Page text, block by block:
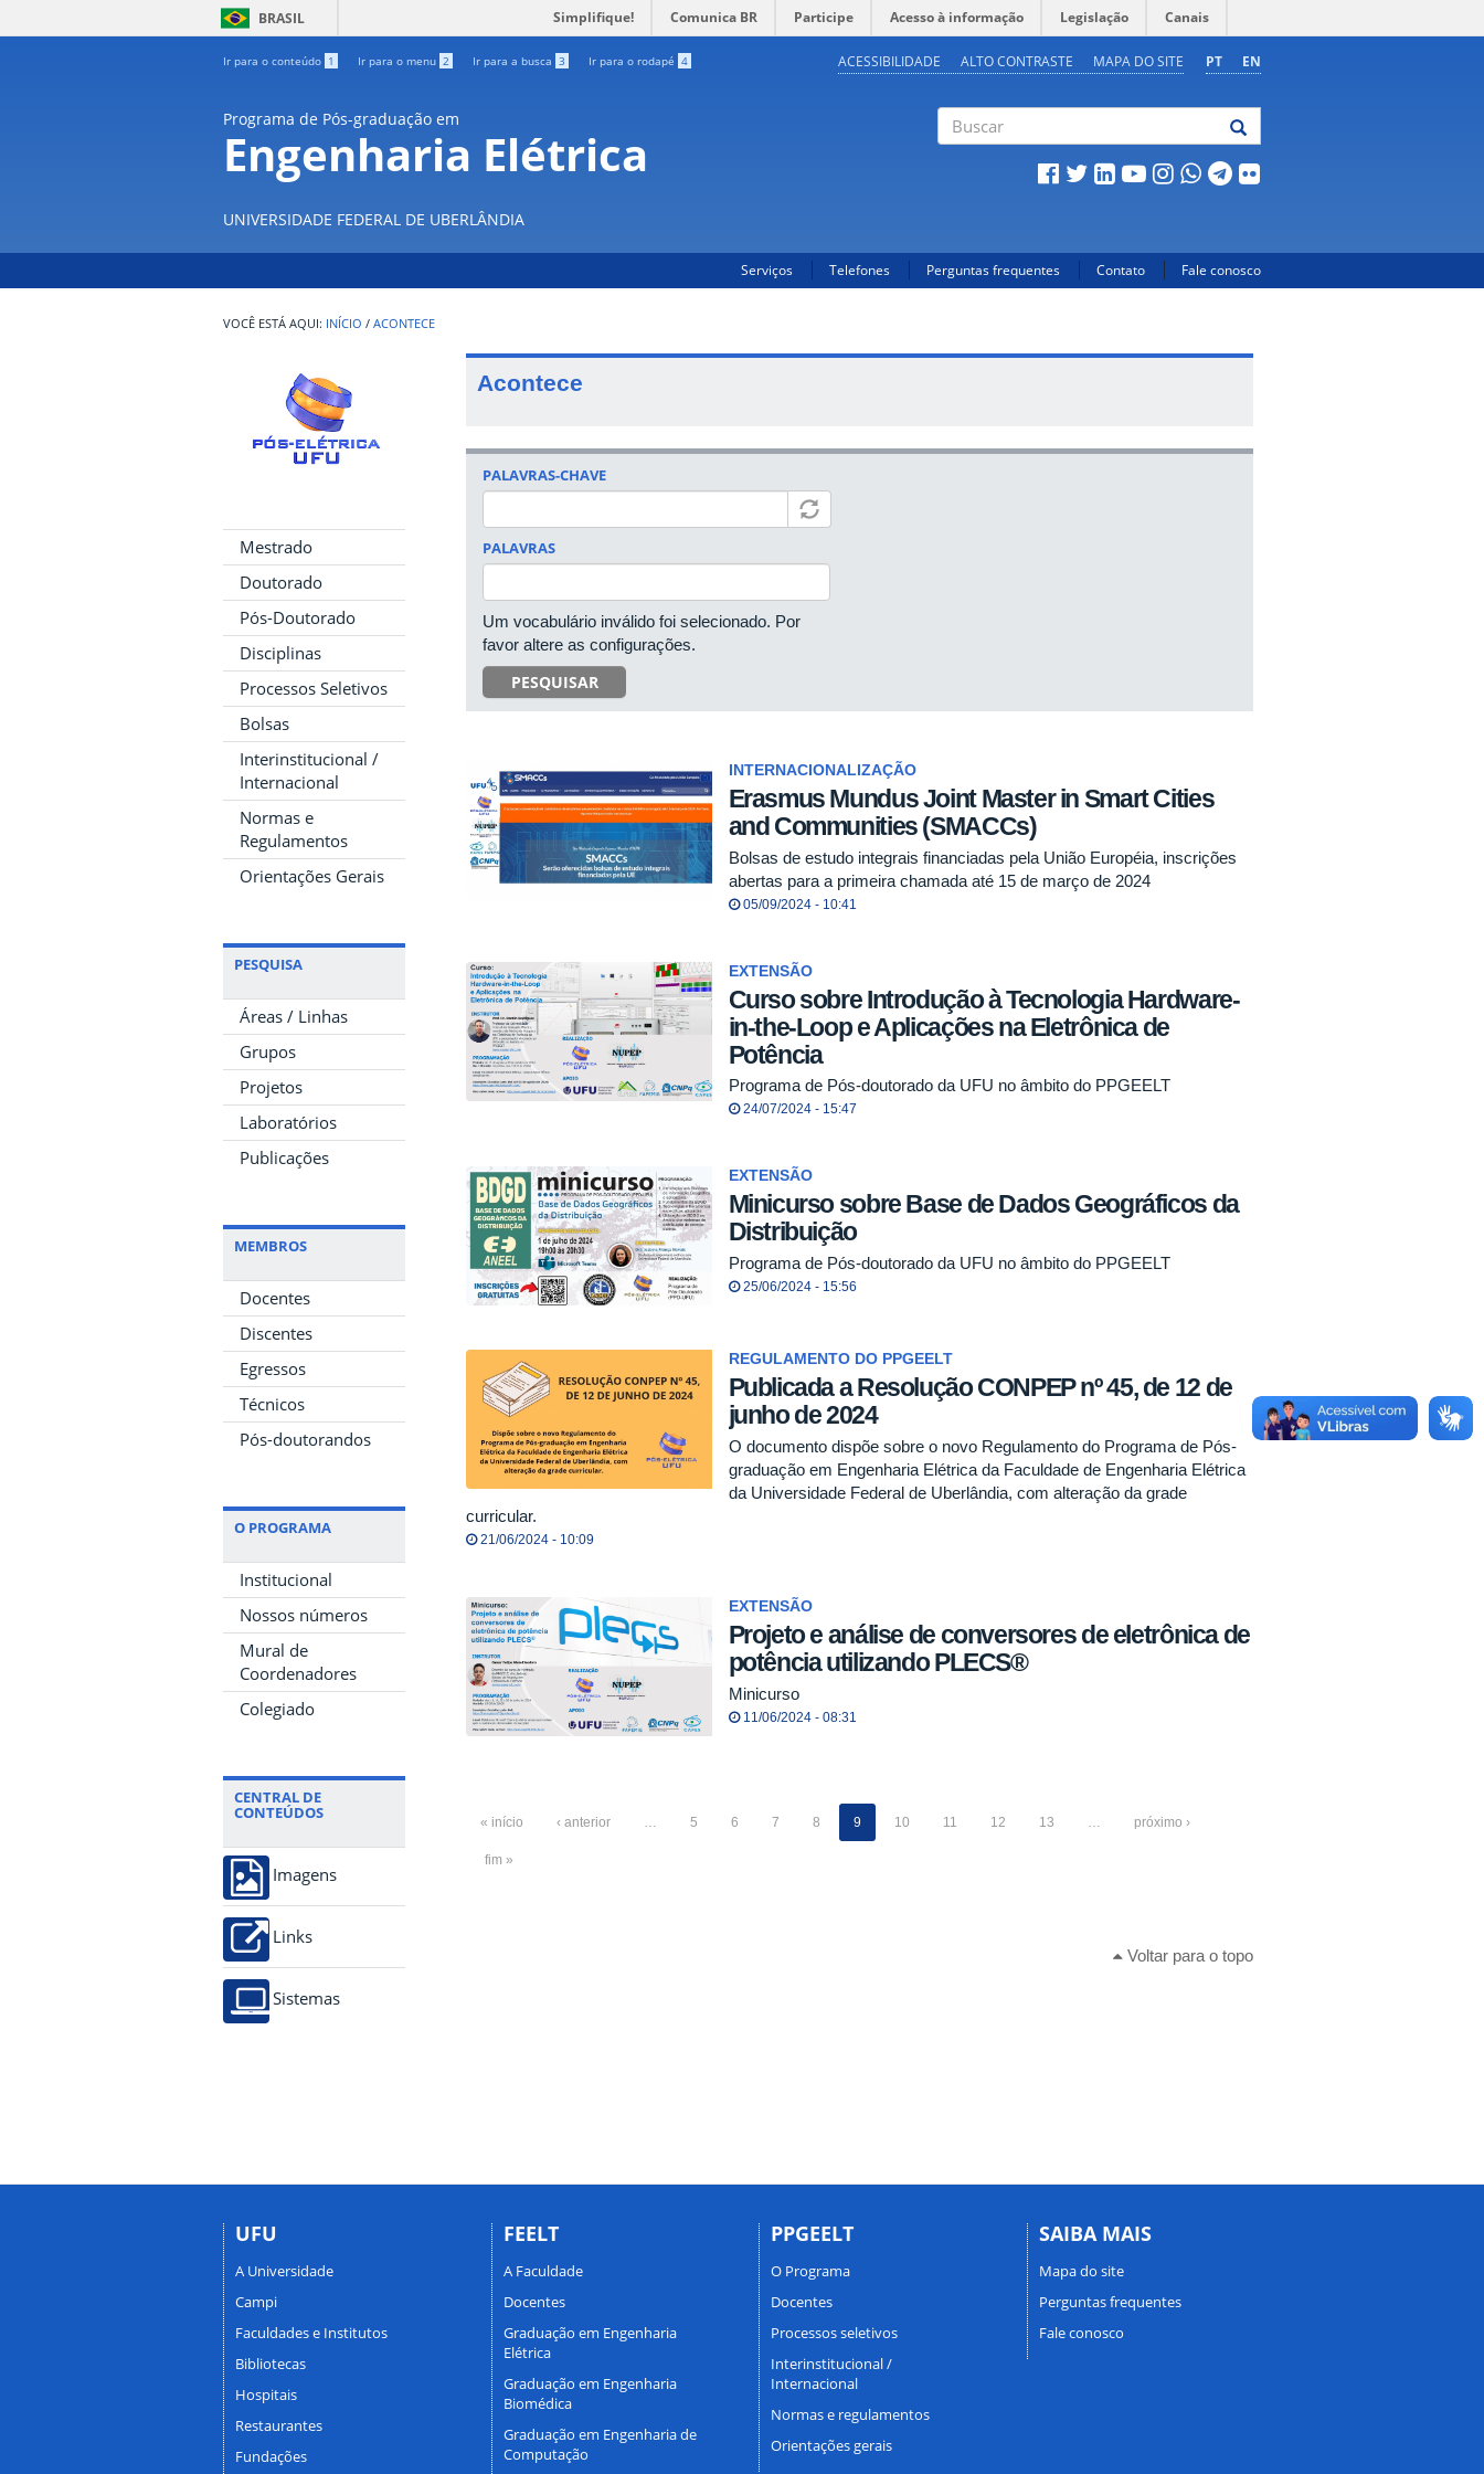
BRASIL Simplifique! Comunica BR Participe Acesso à informação Legislação Canais
Ir para o conteúdo 1 Ir para o menu 2 Ir para a busca 3 Ir para o rodapé 4 PT EN
ACESSIBILIDADE ALTO CONTRASTE MAPA DO SITE
Programa de Pós-graduação em
Engenharia Elétrica
UNIVERSIDADE FEDERAL DE UBERLÂNDIA
Serviços Telefones Perguntas frequentes Contato Fale conosco
INÍCIO / ACONTECE
Mestrado
Doutorado
Pós-Doutorado
Disciplinas
Processos Seletivos
Bolsas
Interinstitucional /
Internacional
Normas e
Regulamentos
Orientações Gerais
PESQUISA
Áreas / Linhas
Grupos
Projetos
Laboratórios
Publicações
MEMBROS
Docentes
Discentes
Egressos
Técnicos
Pós-doutorandos
O PROGRAMA
Institucional
Nossos números
Mural de
Coordenadores
Colegiado
CENTRAL DE
CONTEÚDOS
Imagens
Links
Sistemas
Acontece
PALAVRAS-CHAVE
PALAVRAS
Um vocabulário inválido foi selecionado. Por
favor altere as configurações.
PESQUISAR
INTERNACIONALIZAÇÃO
Erasmus Mundus Joint Master in Smart Cities
and Communities (SMACCs)
Bolsas de estudo integrais financiadas pela União Européia, inscrições
abertas para a primeira chamada até 15 de março de 2024
05/09/2024 - 10:41
EXTENSÃO
Curso sobre Introdução à Tecnologia Hardware-
in-the-Loop e Aplicações na Eletrônica de
Potência
Programa de Pós-doutorado da UFU no âmbito do PPGEELT
24/07/2024 - 15:47
EXTENSÃO
Minicurso sobre Base de Dados Geográficos da
Distribuição
Programa de Pós-doutorado da UFU no âmbito do PPGEELT
25/06/2024 - 15:56
REGULAMENTO DO PPGEELT
Publicada a Resolução CONPEP nº 45, de 12 de
junho de 2024
O documento dispõe sobre o novo Regulamento do Programa de Pós-
graduação em Engenharia Elétrica da Faculdade de Engenharia Elétrica
da Universidade Federal de Uberlândia, com alteração da grade
curricular.
21/06/2024 - 10:09
EXTENSÃO
Projeto e análise de conversores de eletrônica de
potência utilizando PLECS®
Minicurso
11/06/2024 - 08:31
« início ‹ anterior … 5 6 7 8 9 10 11 12 13 … próximo ›
fim »
Voltar para o topo
UFU
A Universidade
Campi
Faculdades e Institutos
Bibliotecas
Hospitais
Restaurantes
Fundações
FEELT
A Faculdade
Docentes
Graduação em Engenharia
Elétrica
Graduação em Engenharia
Biomédica
Graduação em Engenharia de
Computação
PPGEELT
O Programa
Docentes
Processos seletivos
Interinstitucional /
Internacional
Normas e regulamentos
Orientações gerais
SAIBA MAIS
Mapa do site
Perguntas frequentes
Fale conosco